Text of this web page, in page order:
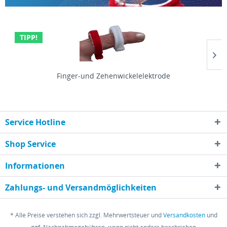
TIPP!
Finger-und Zehenwickelelektrode
Service Hotline
Shop Service
Informationen
Zahlungs- und Versandmöglichkeiten
* Alle Preise verstehen sich zzgl. Mehrwertsteuer undVersandkostenund